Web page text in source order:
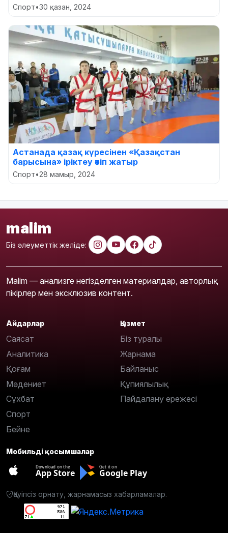
Спорт•30 қазан, 2024
Астанада қазақ күресінен «Қазақстан
барысына» іріктеу өтіп жатыр
Спорт•28 мамыр, 2024
malim
Біз әлеуметтік желіде:
Malim — анализге негізделген материалдар, авторлық
пікірлер мен эксклюзив контент.
Айдарлар
Саясат
Аналитика
Қоғам
Мәдениет
Сұхбат
Спорт
Бейне
Қызмет
Біз туралы
Жарнама
Байланыс
Құпиялылық
Пайдалану ережесі
Мобильді қосымшалар
Download on the
App Store
Get it on
Google Play
Қауіпсіз орнату, жарнамасыз хабарламалар.